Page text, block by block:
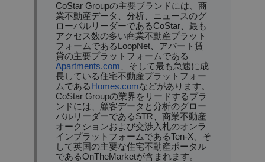
CoStar Groupの主要ブランドには、商
業不動産データ、分析、ニュースのグ
ローバルリーダーであるCoStar、最も
アクセス数の多い商業不動産プラット
フォームであるLoopNet、アパート賃
貸の主要プラットフォームである
Apartments.com 、そして最も急速に成
長している住宅不動産プラットフォー
ムである Homes.comなどがあります。
CoStar Groupの業界をリードするブラ
ンドには、顧客データと分析のグロー
バルリーダーであるSTR、商業不動産
オークションおよび交渉入札のオンラ
インプラットフォームであるTen-X、そ
して英国の主要な住宅不動産ポータル
であるOnTheMarketが含まれます。